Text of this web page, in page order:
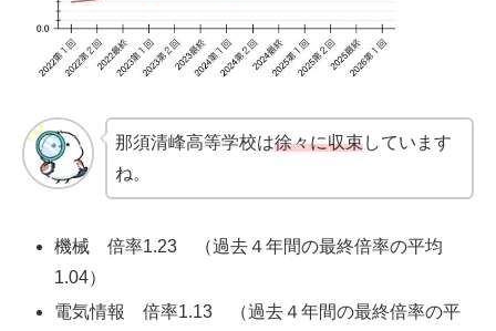
那須清峰高等学校は徐々に収束しています
ね。
機械 倍率1.23 （過去４年間の最終倍率の平均
1.04）
電気情報 倍率1.13 （過去４年間の最終倍率の平